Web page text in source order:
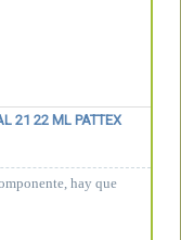
21 22 ML PATTEX
hay que